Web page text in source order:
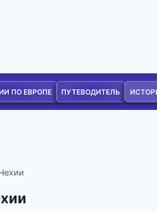
ПО ЕВРОПЕ ПУТЕВОДИТЕЛЬ